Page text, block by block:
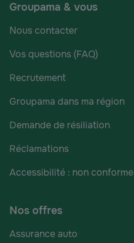
Groupama & vous
Nous contacter
Vos questions (FAQ)
Recrutement
Groupama dans ma région
Demande de résiliation
Réclamations
Accessibilité : non conforme
Nos offres
Assurance auto